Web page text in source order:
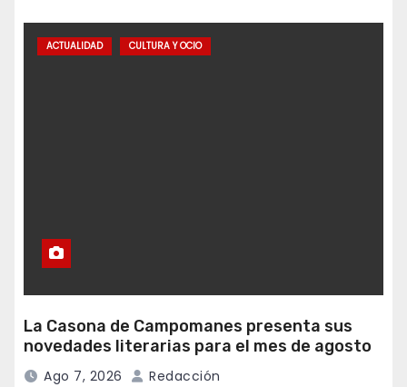
ACTUALIDAD CULTURA Y OCIO
La Casona de Campomanes presenta sus
novedades literarias para el mes de agosto
Ago 7, 2026 Redacción